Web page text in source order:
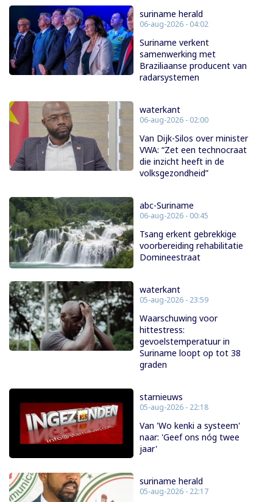
suriname herald
06-aug-2026 - 04:02
Suriname verkent
samenwerking met
Braziliaanse producent van
radarsystemen
waterkant
06-aug-2026 - 02:00
Van Dijk-Silos over minister
VWA: “Zet een technocraat
die inzicht heeft in de
volksgezondheid”
abc-Suriname
06-aug-2026 - 00:45
Tsang erkent gebrekkige
voorbereiding rehabilitatie
Domineestraat
waterkant
05-aug-2026 - 23:59
Waarschuwing voor
hittestress:
gevoelstemperatuur in
Suriname loopt op tot 38
graden
starnieuws
05-aug-2026 - 22:18
Van 'Wo kenki a systeem'
naar: 'Geef ons nóg twee
jaar'
suriname herald
05-aug-2026 - 22:17